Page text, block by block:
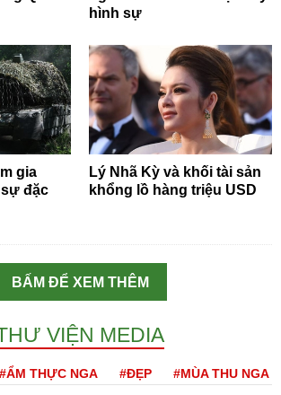
hình sự
gia
đặc
Lý Nhã Kỳ và khối tài sản
khổng lồ hàng triệu USD
BẤM ĐỂ XEM THÊM
VIỆN MEDIA
#ẨM THỰC NGA #ĐẸP #MÙA THU NGA